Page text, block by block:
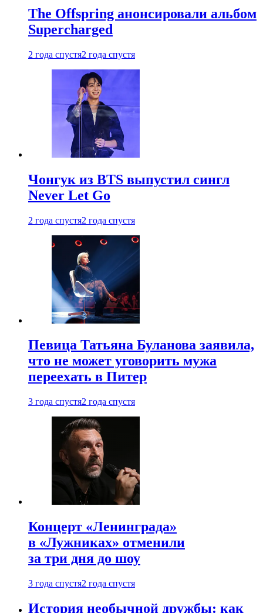
The Offspring анонсировали альбом
Supercharged
2 года спустя2 года спустя
Чонгук из BTS выпустил сингл
Never Let Go
2 года спустя2 года спустя
Певица Татьяна Буланова заявила,
что не может уговорить мужа
переехать в Питер
3 года спустя2 года спустя
Концерт «Ленинграда»
в «Лужниках» отменили
за три дня до шоу
3 года спустя2 года спустя
История необычной дружбы: как